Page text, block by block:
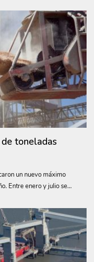
toneladas
un nuevo máximo
Entre enero y julio se...